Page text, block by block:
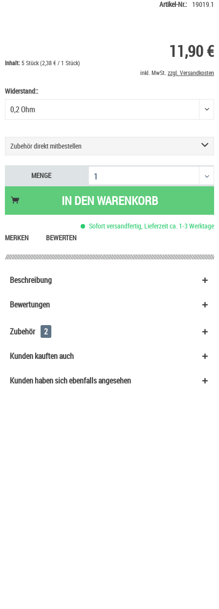
Artikel-Nr.: 19019.1
11,90 €
Inhalt:5 Stück (2,38 € / 1 Stück)
inkl. MwSt. zzgl. Versandkosten
Widerstand::
Zubehör direkt mitbestellen
Vaporesso Armour Ultra Kit
48,90 €
Vaporesso iTank T Dual Mesh Tank Verdampfer
24,90 €
MENGE
IN DENWARENKORB
Sofort versandfertig, Lieferzeit ca. 1-3 Werktage
MERKEN
BEWERTEN
Beschreibung
Bewertungen
Zubehör 2
Kunden kauften auch
Kunden haben sich ebenfalls angesehen